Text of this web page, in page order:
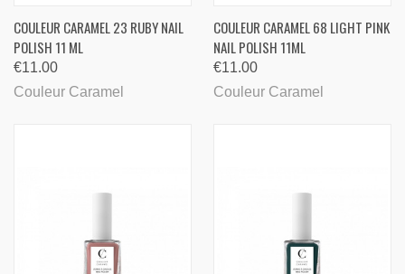
COULEUR CARAMEL 23 RUBY ​NAIL
POLISH 11 ML
€11.00
Couleur Caramel
COULEUR CARAMEL 68 LIGHT PINK
NAIL POLISH 11ML
€11.00
Couleur Caramel